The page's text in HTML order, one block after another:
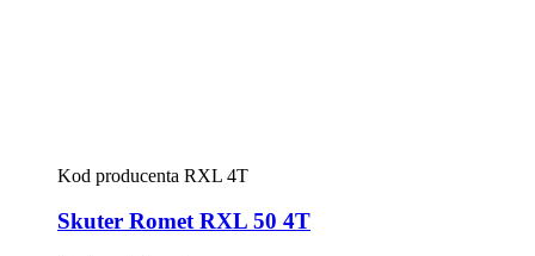
Kod producenta RXL 4T
Skuter Romet RXL 50 4T